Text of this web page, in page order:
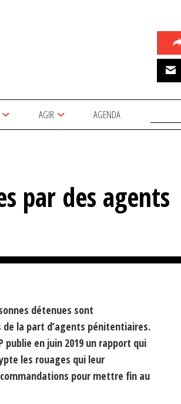
AGIR AGENDA
par des agents
détenues sont
la part d’agents pénitentiaires.
publie en juin 2019 un rapport qui
les rouages qui leur
pour mettre fin au